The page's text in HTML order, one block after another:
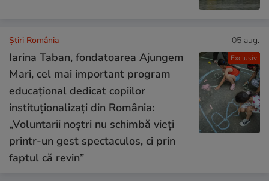
Exclusiv
Știri România 05 aug.
Iarina Taban, fondatoarea Ajungem
Mari, cel mai important program
educațional dedicat copiilor
instituționalizați din România:
„Voluntarii noștri nu schimbă vieți
printr-un gest spectaculos, ci prin
faptul că revin”